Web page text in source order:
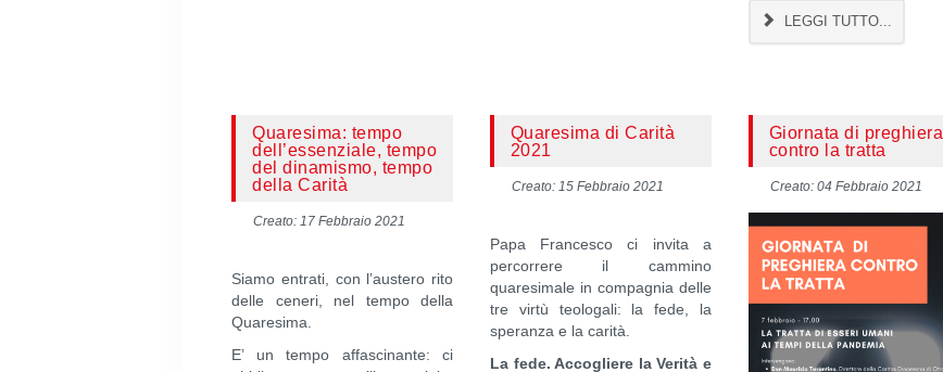
LEGGI TUTTO...
Quaresima: tempo
dell’essenziale, tempo
del dinamismo, tempo
della Carità
Creato: 17 Febbraio 2021
Siamo entrati, con l’austero rito
delle ceneri, nel tempo della
Quaresima.
E’ un tempo affascinante: ci
Quaresima di Carità
2021
Creato: 15 Febbraio 2021
Papa Francesco ci invita a
percorrere il cammino
quaresimale in compagnia delle
tre virtù teologali: la fede, la
speranza e la carità.
La fede. Accogliere la Verità e
Giornata di preghiera
contro la tratta
Creato: 04 Febbraio 2021